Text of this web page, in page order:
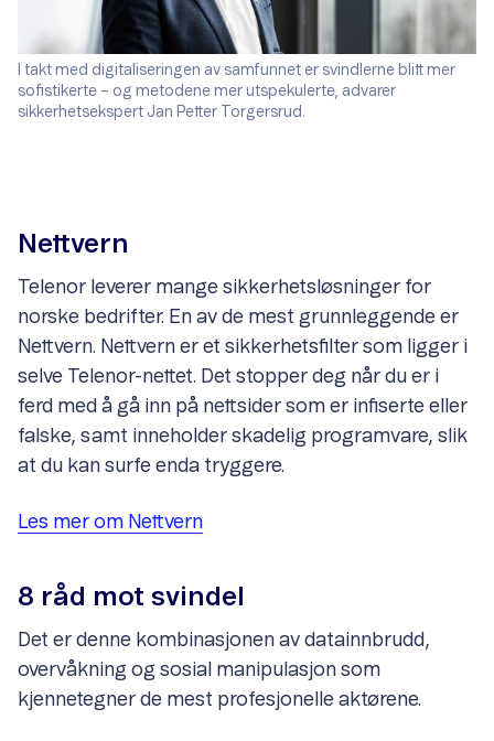
I takt med digitaliseringen av samfunnet er svindlerne blitt mer
sofistikerte – og metodene mer utspekulerte, advarer
sikkerhetsekspert Jan Petter Torgersrud.
Nettvern
Telenor leverer mange sikkerhetsløsninger for
norske bedrifter. En av de mest grunnleggende er
Nettvern. Nettvern er et sikkerhetsfilter som ligger i
selve Telenor-nettet. Det stopper deg når du er i
ferd med å gå inn på nettsider som er infiserte eller
falske, samt inneholder skadelig programvare, slik
at du kan surfe enda tryggere.
Les mer om Nettvern
8 råd mot svindel
Det er denne kombinasjonen av datainnbrudd,
overvåkning og sosial manipulasjon som
kjennetegner de mest profesjonelle aktørene.